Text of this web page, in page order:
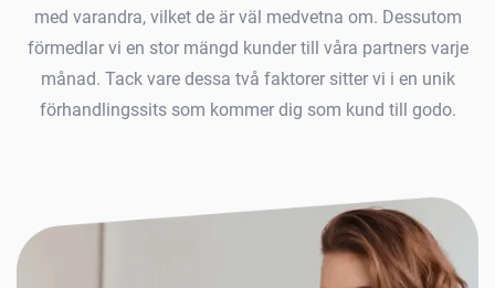
med varandra, vilket de är väl medvetna om. Dessutom
förmedlar vi en stor mängd kunder till våra partners varje
månad. Tack vare dessa två faktorer sitter vi i en unik
förhandlingssits som kommer dig som kund till godo.